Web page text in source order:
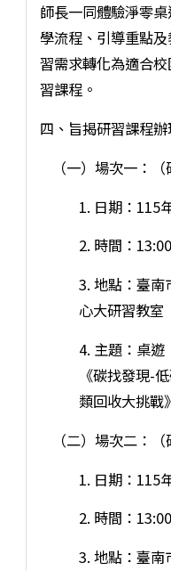
師長一同體驗淨零
學流程、引導重點
習需求轉化為適合
習課程。
四、旨揭研習課程辦
（一）場次一：
1. 日期：115
2. 時間：
3. 地點：臺南
心大研習教室
4. 主題：桌遊
《碳找發現-
類回收大挑戰
（二）場次二：
1. 日期：115
2. 時間：
3. 地點：臺南